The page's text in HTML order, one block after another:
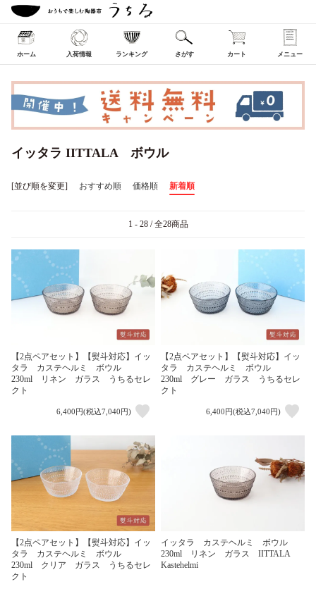
ホーム 入荷情報 ランキング さがす カート メニュー
イッタラ IITTALA ボウル
[並び順を変更] おすすめ順 価格順 新着順
1 - 28 / 全28商品
【2点ペアセット】【熨斗対応】イッ
タラ カステヘルミ ボウル
230ml リネン ガラス うちるセレ
クト
6,400円(税込7,040円)
【2点ペアセット】【熨斗対応】イッ
タラ カステヘルミ ボウル
230ml グレー ガラス うちるセレ
クト
6,400円(税込7,040円)
【2点ペアセット】【熨斗対応】イッ
タラ カステヘルミ ボウル
230ml クリア ガラス うちるセレ
クト
イッタラ カステヘルミ ボウル
230ml リネン ガラス IITTALA
Kastehelmi